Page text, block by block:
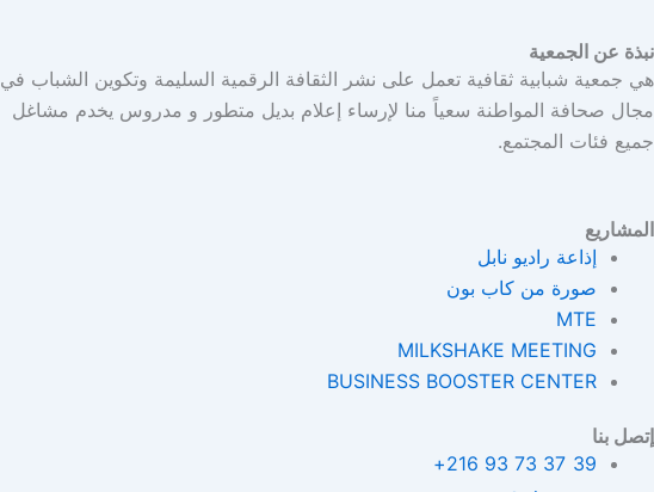
نبذة عن الجمعية
هي جمعية شبابية ثقافية تعمل على نشر الثقافة الرقمية السليمة وتكوين الشباب في
مجال صحافة المواطنة سعياً منا لإرساء إعلام بديل متطور و مدروس يخدم مشاغل
جميع فئات المجتمع.
المشاريع
إذاعة راديو نابل
صورة من كاب بون
MTE
MILKSHAKE MEETING
BUSINESS BOOSTER CENTER
إتصل بنا
39 37 73 93 216+